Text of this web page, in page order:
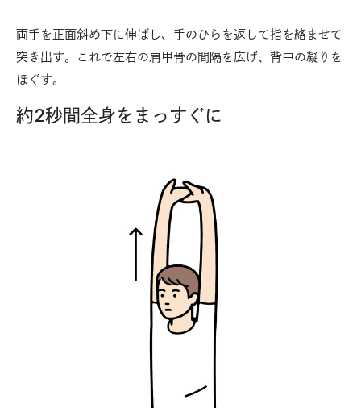
両手を正面斜め下に伸ばし、手のひらを返して指を絡ませて
突き出す。これで左右の肩甲骨の間隔を広げ、背中の凝りを
ほぐす。
約2秒間全身をまっすぐに